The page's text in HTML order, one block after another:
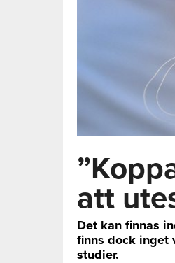
att
Det kan finnas
finns dock inget
studier.